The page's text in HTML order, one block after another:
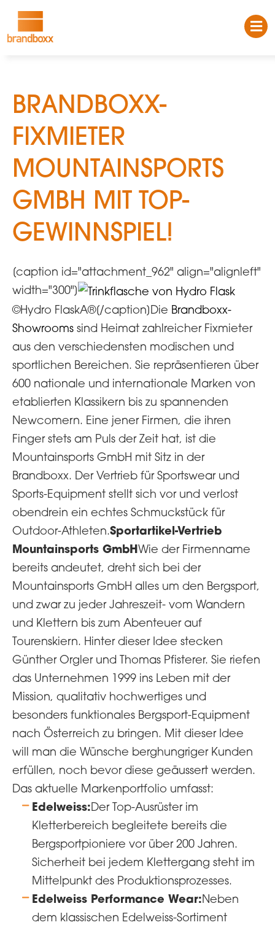
BRANDBOXX-
FIXMIETER
MOUNTAINSPORTS
GMBH MIT TOP-
GEWINNSPIEL!
[caption id="attachment_962" align="alignleft"
width="300"]
©Hydro FlaskA®[/caption]Die Brandboxx-
Showrooms sind Heimat zahlreicher Fixmieter
aus den verschiedensten modischen und
sportlichen Bereichen. Sie repräsentieren über
600 nationale und internationale Marken von
etablierten Klassikern bis zu spannenden
Newcomern. Eine jener Firmen, die ihren
Finger stets am Puls der Zeit hat, ist die
Mountainsports GmbH mit Sitz in der
Brandboxx. Der Vertrieb für Sportswear und
Sports-Equipment stellt sich vor und verlost
obendrein ein echtes Schmuckstück für
Outdoor-Athleten.Sportartikel-Vertrieb
Mountainsports GmbHWie der Firmenname
bereits andeutet, dreht sich bei der
Mountainsports GmbH alles um den Bergsport,
und zwar zu jeder Jahreszeit- vom Wandern
und Klettern bis zum Abenteuer auf
Tourenskiern. Hinter dieser Idee stecken
Günther Orgler und Thomas Pfisterer. Sie riefen
das Unternehmen 1999 ins Leben mit der
Mission, qualitativ hochwertiges und
besonders funktionales Bergsport-Equipment
nach Österreich zu bringen. Mit dieser Idee
will man die Wünsche berghungriger Kunden
erfüllen, noch bevor diese geäussert werden.
Das aktuelle Markenportfolio umfasst:
Edelweiss:Der Top-Ausrüster im
Kletterbereich begleitete bereits die
Bergsportpioniere vor über 200 Jahren.
Sicherheit bei jedem Klettergang steht im
Mittelpunkt des Produktionsprozesses.
Edelweiss Performance Wear:Neben
dem klassischen Edelweiss-Sortiment